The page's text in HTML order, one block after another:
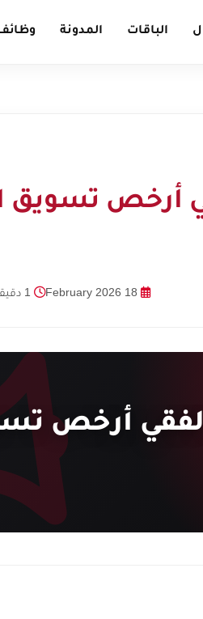
الباقات المدونة
أرخص تسويق
الفقي أرخص